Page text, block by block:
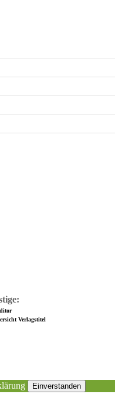
Verlagstitel
Einverstanden